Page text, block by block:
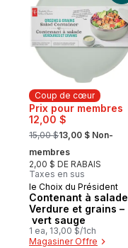
Coup de cœur
Prix pour membres
12,00 $
, formerly:
15,00 $13,00 $ Non-
membres
2,00 $ DE RABAIS
Taxes en sus
Coup de cœur
le Choix du Président
Contenant à salade
Verdure et grains –
vert sauge
1 ea, 13,00 $/1ch
Magasiner Offre